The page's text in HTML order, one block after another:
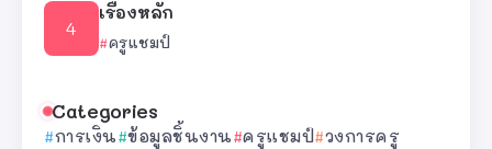
เรื่องหลัก
ครูแชมป์
Categories
การเงิน ข้อมูลชิ้นงาน ครูแชมป์ วงการครู